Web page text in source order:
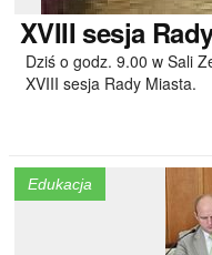
XVIIIsesja
Dziś o godz. 9.00 w Sali
XVIII sesja Rady Miasta.
Edukacja